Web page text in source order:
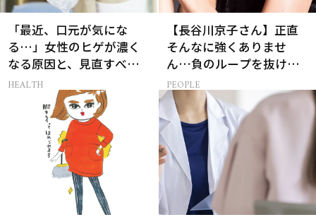
「最近、口元が気にな
る…」女性のヒゲが濃く
なる原因と、見直すべき
生活習慣［医師監修］
HEALTH
【長谷川京子さん】正直
そんなに強くありませ
ん…負のループを抜ける
15分の習慣とは?
PEOPLE